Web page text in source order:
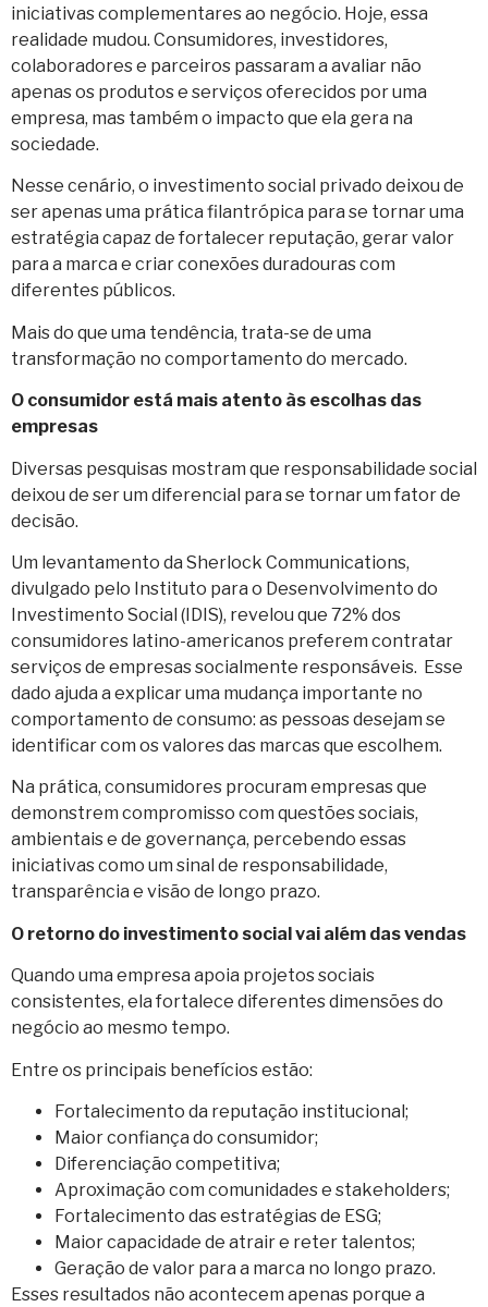
iniciativas complementares ao negócio. Hoje, essa
realidade mudou. Consumidores, investidores,
colaboradores e parceiros passaram a avaliar não
apenas os produtos e serviços oferecidos por uma
empresa, mas também o impacto que ela gera na
sociedade.
Nesse cenário, o investimento social privado deixou de
ser apenas uma prática filantrópica para se tornar uma
estratégia capaz de fortalecer reputação, gerar valor
para a marca e criar conexões duradouras com
diferentes públicos.
Mais do que uma tendência, trata-se de uma
transformação no comportamento do mercado.
O consumidor está mais atento às escolhas das
empresas
Diversas pesquisas mostram que responsabilidade social
deixou de ser um diferencial para se tornar um fator de
decisão.
Um levantamento da Sherlock Communications,
divulgado pelo Instituto para o Desenvolvimento do
Investimento Social (IDIS), revelou que 72% dos
consumidores latino-americanos preferem contratar
serviços de empresas socialmente responsáveis. Esse
dado ajuda a explicar uma mudança importante no
comportamento de consumo: as pessoas desejam se
identificar com os valores das marcas que escolhem.
Na prática, consumidores procuram empresas que
demonstrem compromisso com questões sociais,
ambientais e de governança, percebendo essas
iniciativas como um sinal de responsabilidade,
transparência e visão de longo prazo.
O retorno do investimento social vai além das vendas
Quando uma empresa apoia projetos sociais
consistentes, ela fortalece diferentes dimensões do
negócio ao mesmo tempo.
Entre os principais benefícios estão:
Fortalecimento da reputação institucional;
Maior confiança do consumidor;
Diferenciação competitiva;
Aproximação com comunidades e stakeholders;
Fortalecimento das estratégias de ESG;
Maior capacidade de atrair e reter talentos;
Geração de valor para a marca no longo prazo.
Esses resultados não acontecem apenas porque a